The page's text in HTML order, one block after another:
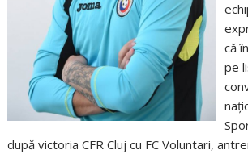
că
pe
după victoria CFR Cluj cu FC Voluntari,